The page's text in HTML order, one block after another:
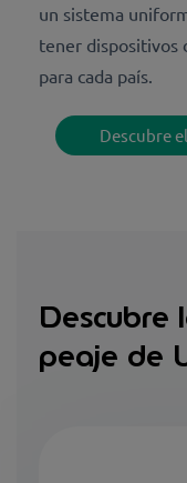
un sistema
tener dispositivos
para cada país.
Descubre
Descubre
peaje de